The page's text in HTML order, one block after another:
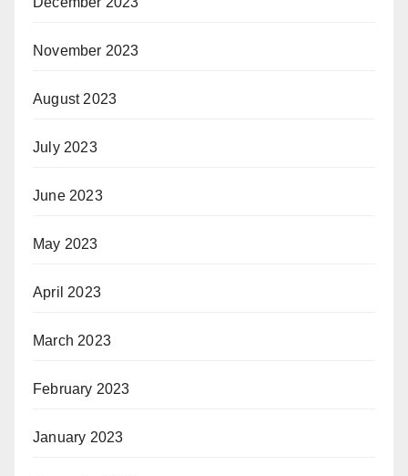
November 2023
August 2023
July 2023
June 2023
May 2023
April 2023
March 2023
February 2023
January 2023